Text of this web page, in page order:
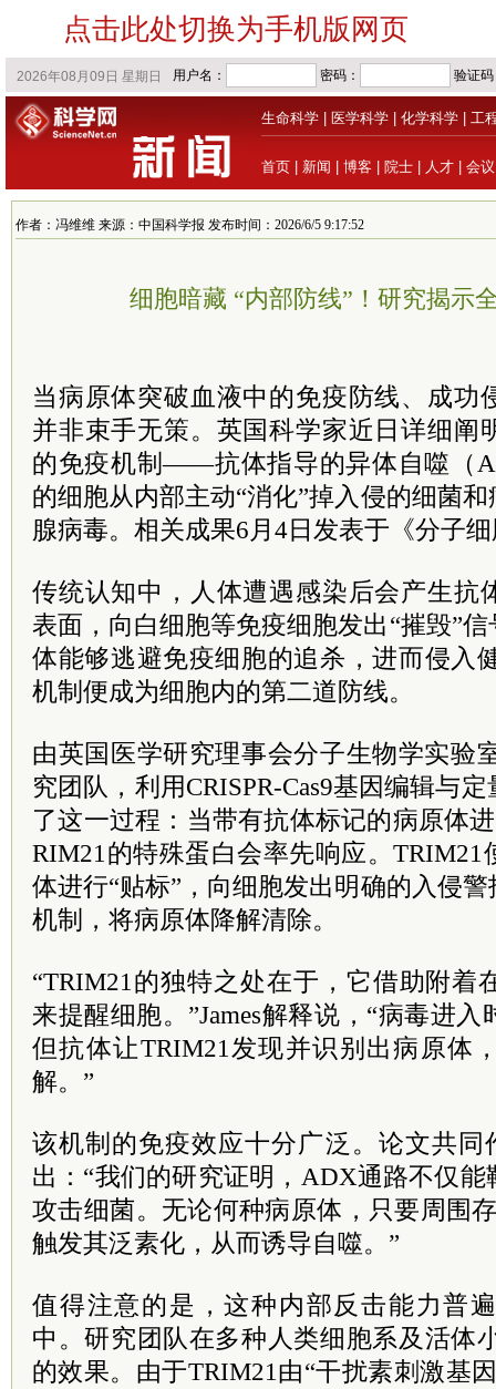
点击此处切换为手机版网页
生命科学 医学科学 化学科学 工
首页 新闻 博客 院士 人才 会议
作者：冯维维 来源：中国科学报 发布时间：2026/6/5 9:17:52
细胞暗藏 “内部防线”！研究揭示
当病原体突破血液中的免疫防线、成功
并非束手无策。英国科学家近日详细阐
的免疫机制——抗体指导的异体自噬（
的细胞从内部主动“消化”掉入侵的细菌
腺病毒。相关成果6月4日发表于《分子
传统认知中，人体遭遇感染后会产生抗
表面，向白细胞等免疫细胞发出“摧毁”
体能够逃避免疫细胞的追杀，进而侵入
机制便成为细胞内的第二道防线。
由英国医学研究理事会分子生物学实验
究团队，利用CRISPR-Cas9基因编辑与
了这一过程：当带有抗体标记的病原体
RIM21的特殊蛋白会率先响应。TRIM21
体进行“贴标”，向细胞发出明确的入侵
机制，将病原体降解清除。
“TRIM21的独特之处在于，它借助附着
来提醒细胞。”James解释说，“病毒进
但抗体让TRIM21发现并识别出病原体
解。”
该机制的免疫效应十分广泛。论文共同
出：“我们的研究证明，ADX通路不仅
攻击细菌。无论何种病原体，只要周围
触发其泛素化，从而诱导自噬。”
值得注意的是，这种内部反击能力普
中。研究团队在多种人类细胞系及活体
的效果。由于TRIM21由“干扰素刺激基